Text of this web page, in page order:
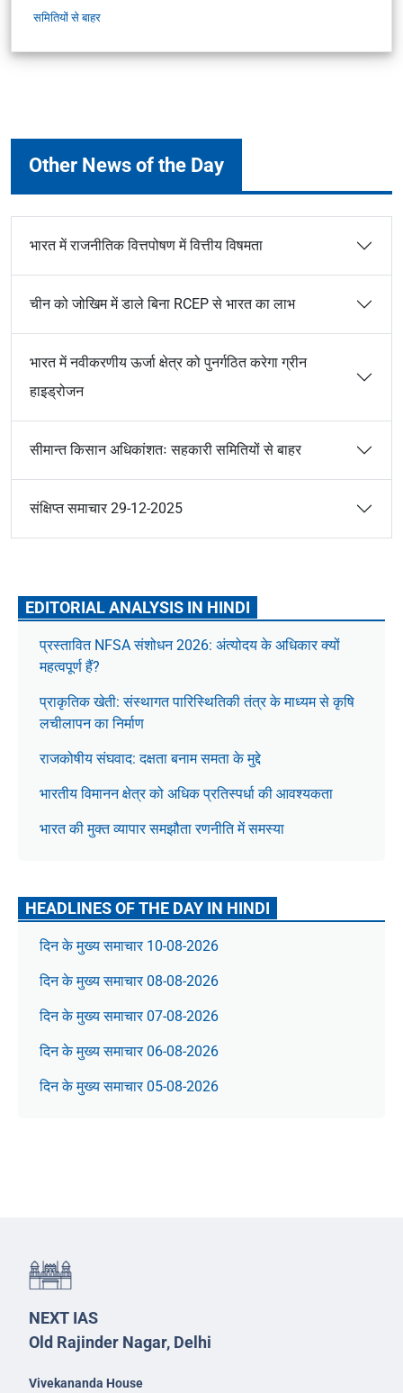
समितियों से बाहर
Other News of the Day
भारत में राजनीतिक वित्तपोषण में वित्तीय विषमता
चीन को जोखिम में डाले बिना RCEP से भारत का लाभ
भारत में नवीकरणीय ऊर्जा क्षेत्र को पुनर्गठित करेगा ग्रीन
हाइड्रोजन
सीमान्त किसान अधिकांशतः सहकारी समितियों से बाहर
संक्षिप्त समाचार 29-12-2025
EDITORIAL ANALYSIS IN HINDI
प्रस्तावित NFSA संशोधन 2026: अंत्योदय के अधिकार क्यों
महत्वपूर्ण हैं?
प्राकृतिक खेती: संस्थागत पारिस्थितिकी तंत्र के माध्यम से कृषि
लचीलापन का निर्माण
राजकोषीय संघवाद: दक्षता बनाम समता के मुद्दे
भारतीय विमानन क्षेत्र को अधिक प्रतिस्पर्धा की आवश्यकता
भारत की मुक्त व्यापार समझौता रणनीति में समस्या
HEADLINES OF THE DAY IN HINDI
दिन के मुख्य समाचार 10-08-2026
दिन के मुख्य समाचार 08-08-2026
दिन के मुख्य समाचार 07-08-2026
दिन के मुख्य समाचार 06-08-2026
दिन के मुख्य समाचार 05-08-2026
NEXT IAS
Old Rajinder Nagar, Delhi
Vivekananda House